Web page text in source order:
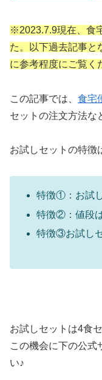
※2023.7.9現在、食
た。以下過去記事と
に参考程度にご覧く
この記事では、 食宅
セットの注文方法な
お試しセットの特徴
特徴①：お試
特徴②：値段
特徴③お試し
お試しセットは4食
この機会に下の公式
い♪